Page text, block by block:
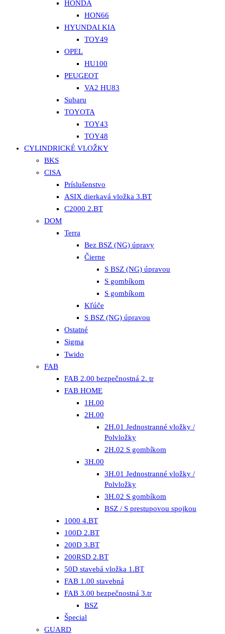
HONDA
HON66
HYUNDAI KIA
TOY49
OPEL
HU100
PEUGEOT
VA2 HU83
Subaru
TOYOTA
TOY43
TOY48
CYLINDRICKÉ VLOŽKY
BKS
CISA
Príslušenstvo
ASIX dierkavá vložka 3.BT
C2000 2.BT
DOM
Terra
Bez BSZ (NG) úpravy
Čierne
S BSZ (NG) úpravou
S gombíkom
S gombíkom
Kľúče
S BSZ (NG) úpravou
Ostatné
Sigma
Twido
FAB
FAB 2.00 bezpečnostná 2. tr
FAB HOME
1H.00
2H.00
2H.01 Jednostranné vložky /
Polvložky
2H.02 S gombíkom
3H.00
3H.01 Jednostranné vložky /
Polvložky
3H.02 S gombíkom
BSZ / S prestupovou spojkou
1000 4.BT
100D 2.BT
200D 3.BT
200RSD 2.BT
50D stavebá vložka 1.BT
FAB 1.00 stavebná
FAB 3.00 bezpečnostná 3.tr
BSZ
Špecial
GUARD